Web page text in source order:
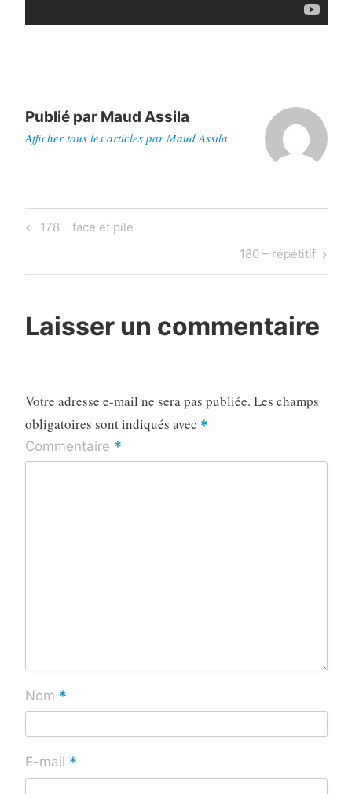
Publié par Maud Assila
Afficher tous les articles par Maud Assila
Navigation
Previous
178 – face et pile
Next
Post
180 – répétitif
Laisser un commentaire
Votre adresse e-mail ne sera pas publiée. Les champs
obligatoires sont indiqués avec *
Commentaire *
Nom *
E-mail *